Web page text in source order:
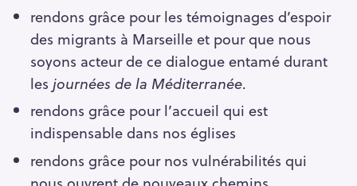
rendons grâce pour les témoignages d’espoir
des migrants à Marseille et pour que nous
soyons acteur de ce dialogue entamé durant
les journées de la Méditerranée.
rendons grâce pour l’accueil qui est
indispensable dans nos églises
rendons grâce pour nos vulnérabilités qui